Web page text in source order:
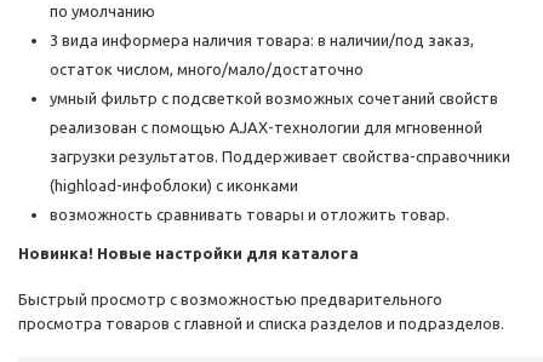
по умолчанию
3 вида информера наличия товара: в наличии/под заказ,
остаток числом, много/мало/достаточно
умный фильтр с подсветкой возможных сочетаний свойств
реализован с помощью AJAX-технологии для мгновенной
загрузки результатов. Поддерживает свойства-справочники
(highload-инфоблоки) с иконками
возможность сравнивать товары и отложить товар.
Новинка! Новые настройки для каталога
Быстрый просмотр с возможностью предварительного
просмотра товаров с главной и списка разделов и подразделов.